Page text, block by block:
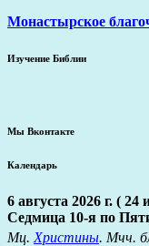
Монастырское
Изучение Библии
Мы Вконтакте
Календарь
6 августа 2026 г. ( 24
Седмица 10-я по
Мц. Христины. Мчч.